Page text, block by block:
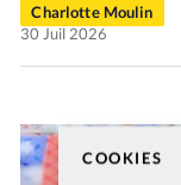
COOKIES
Charlotte Moulin
30 Juil 2026